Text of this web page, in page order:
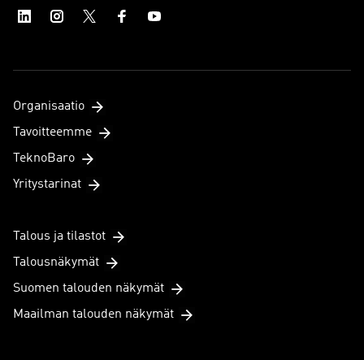
Organisaatio
Tavoitteemme
TeknoBaro
Yritystarinat
Talous ja tilastot
Talousnäkymät
Suomen talouden näkymät
Maailman talouden näkymät